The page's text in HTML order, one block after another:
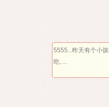
5555...昨天有个小
吃.....